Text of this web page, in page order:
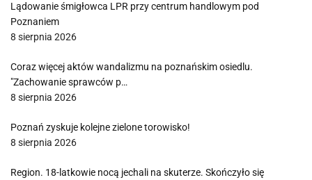
Lądowanie śmigłowca LPR przy centrum handlowym pod
Poznaniem
8 sierpnia 2026
Coraz więcej aktów wandalizmu na poznańskim osiedlu.
"Zachowanie sprawców p…
8 sierpnia 2026
Poznań zyskuje kolejne zielone torowisko!
8 sierpnia 2026
Region. 18-latkowie nocą jechali na skuterze. Skończyło się